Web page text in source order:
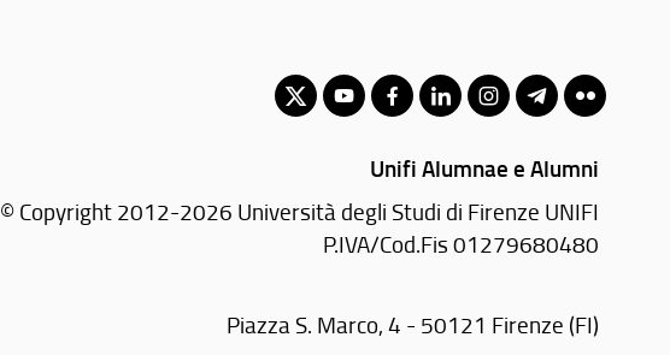
Unifi Alumnae e Alumni
© Copyright 2012-2026 Università degli Studi di Firenze UNIFI
P.IVA/Cod.Fis 01279680480
Piazza S. Marco, 4 - 50121 Firenze (FI)